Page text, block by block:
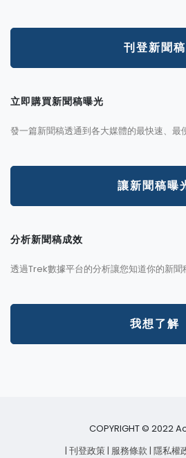
刊登新聞稿
立即購買新聞稿曝光
發一篇新聞稿透通到各大媒體的最快速、最
讓新聞稿曝
分析新聞稿成效
透過Trek數據平台的分析讓您知道你的新聞
我想了解
COPYRIGHT © 2022
| 刊登政策| 服務條款 | 隱私權